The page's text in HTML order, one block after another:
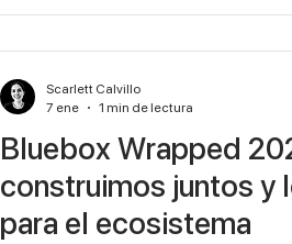
Bluebox Wrapped
construimos juntos y
para el ecosistema
Scarlett Calvillo
7 ene
1 min de lectura